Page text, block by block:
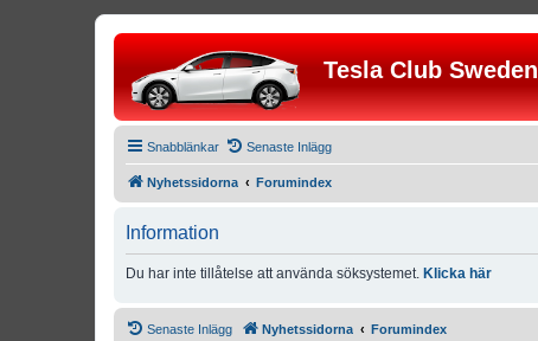
Tesla Club Sweden
Snabblänkar Senaste Inlägg
Nyhetssidorna Forumindex
Information
Du har inte tillåtelse att använda söksystemet. Klicka här
Senaste Inlägg Nyhetssidorna Forumindex